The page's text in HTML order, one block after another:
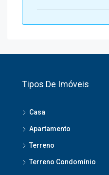
Tipos De Imóveis
Casa
Apartamento
Terreno
Terreno Condomínio